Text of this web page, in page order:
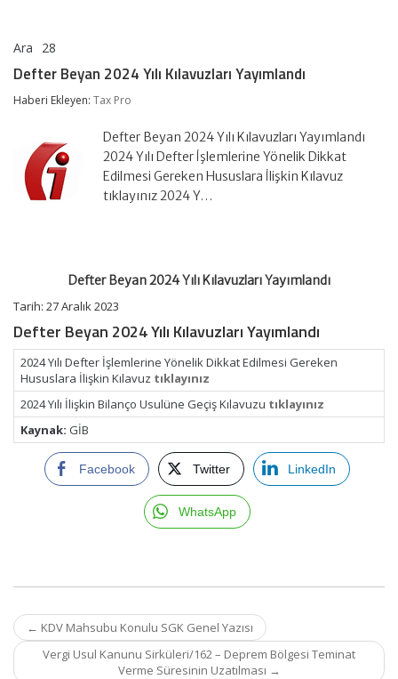
Ara 28
2024
Kılavuzları
Defter Beyan 2024 Yılı Kılavuzları Yayımlandı
Haberi Ekleyen: Tax Pro
Defter Beyan 2024 Yılı Kılavuzları Yayımlandı
2024 Yılı Defter İşlemlerine Yönelik Dikkat
Edilmesi Gereken Hususlara İlişkin Kılavuz
tıklayınız 2024 Y…
Defter Beyan 2024 Yılı Kılavuzları Yayımlandı
Tarih: 27 Aralık 2023
Defter Beyan 2024 Yılı Kılavuzları Yayımlandı
2024 Yılı Defter İşlemlerine Yönelik Dikkat Edilmesi Gereken
Hususlara İlişkin Kılavuz tıklayınız
2024 Yılı İlişkin Bilanço Usulüne Geçiş Kılavuzu tıklayınız
Kaynak: GİB
Facebook Twitter LinkedIn
WhatsApp
Post
navigation
← KDV Mahsubu Konulu SGK Genel Yazısı
Vergi Usul Kanunu Sirküleri/162 – Deprem Bölgesi Teminat
Verme Süresinin Uzatılması →